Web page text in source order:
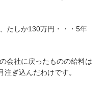
たしか130万円・・・5年
会社に戻ったものの給料は
ぎ込んだわけです。